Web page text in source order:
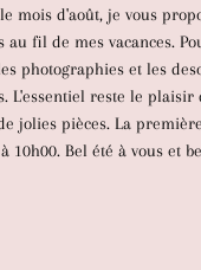
mois d'août, je vous
au fil de mes vacances.
photographies et les
L'essentiel reste le plaisir
jolies pièces. La
10h00. Bel été à vous et